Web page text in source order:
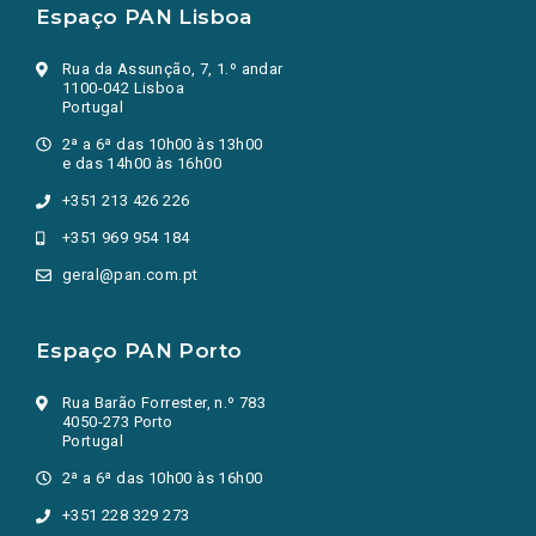
Espaço PAN Lisboa
Rua da Assunção, 7, 1.º andar
1100-042 Lisboa
Portugal
2ª a 6ª das 10h00 às 13h00
e das 14h00 às 16h00
+351 213 426 226
+351 969 954 184
geral@pan.com.pt
Espaço PAN Porto
Rua Barão Forrester, n.º 783
4050-273 Porto
Portugal
2ª a 6ª das 10h00 às 16h00
+351 228 329 273